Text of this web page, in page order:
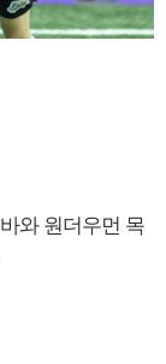
와 원더우먼 목